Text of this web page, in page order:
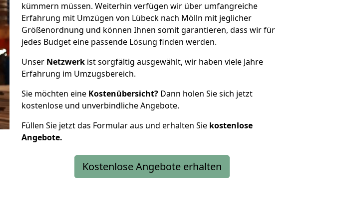
kümmern müssen. Weiterhin verfügen wir über umfangreiche
Erfahrung mit Umzügen von Lübeck nach Mölln mit jeglicher
Größenordnung und können Ihnen somit garantieren, dass wir für
jedes Budget eine passende Lösung finden werden.
Unser Netzwerk ist sorgfältig ausgewählt, wir haben viele Jahre
Erfahrung im Umzugsbereich.
Sie möchten eine Kostenübersicht? Dann holen Sie sich jetzt
kostenlose und unverbindliche Angebote.
Füllen Sie jetzt das Formular aus und erhalten Sie kostenlose
Angebote.
Kostenlose Angebote erhalten